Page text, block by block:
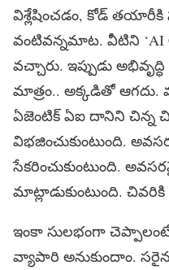
విశ్లేషించడం, కోడ్‌
వంటివన్నమాట. వీటిని ‘AI
వచ్చారు. ఇప్పుడు
మాత్రం.. అక్కడితో ఆగదు.
ఏజెంటిక్‌ ఏఐ దానిని చిన్న
విభజించుకుంటుంది.
సేకరించుకుంటుంది.
మాట్లాడుకుంటుంది. చివరికి
ఇంకా సులభంగా
వ్యాపారి అనుకుందాం.